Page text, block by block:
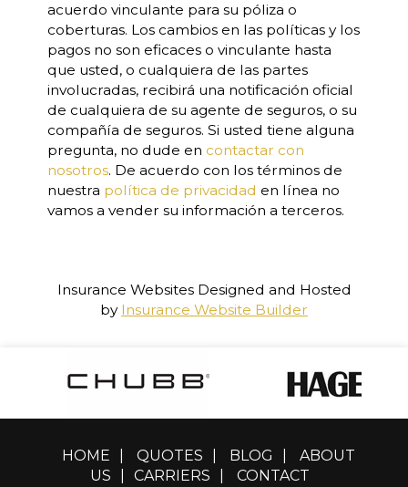
acuerdo vinculante para su póliza o
coberturas. Los cambios en las políticas y los
pagos no son eficaces o vinculante hasta
que usted, o cualquiera de las partes
involucradas, recibirá una notificación oficial
de cualquiera de su agente de seguros, o su
compañía de seguros. Si usted tiene alguna
pregunta, no dude en contactar con
nosotros. De acuerdo con los términos de
nuestra política de privacidad en línea no
vamos a vender su información a terceros.
Insurance WebsitesDesigned and Hosted
by Insurance Website Builder
HOME QUOTES BLOG
ABOUT
US
CARRIERS CONTACT